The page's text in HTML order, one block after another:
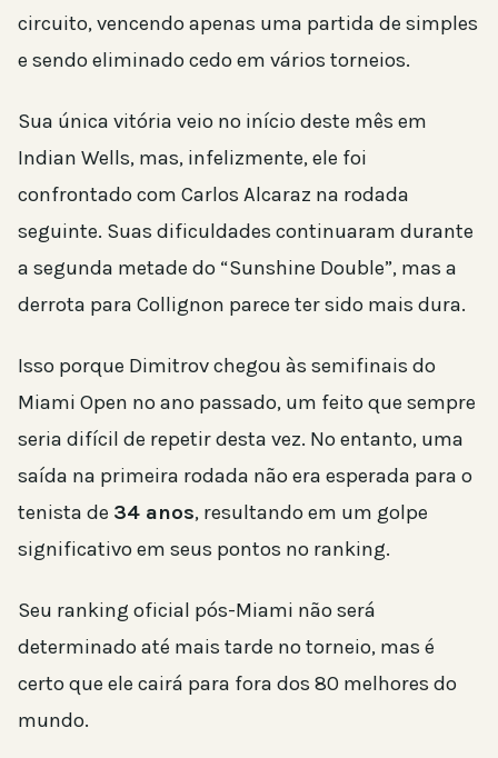
circuito, vencendo apenas uma partida de simples
e sendo eliminado cedo em vários torneios.
Sua única vitória veio no início deste mês em
Indian Wells, mas, infelizmente, ele foi
confrontado com Carlos Alcaraz na rodada
seguinte. Suas dificuldades continuaram durante
a segunda metade do “Sunshine Double”, mas a
derrota para Collignon parece ter sido mais dura.
Isso porque Dimitrov chegou às semifinais do
Miami Open no ano passado, um feito que sempre
seria difícil de repetir desta vez. No entanto, uma
saída na primeira rodada não era esperada para o
tenista de 34 anos, resultando em um golpe
significativo em seus pontos no ranking.
Seu ranking oficial pós-Miami não será
determinado até mais tarde no torneio, mas é
certo que ele cairá para fora dos 80 melhores do
mundo.